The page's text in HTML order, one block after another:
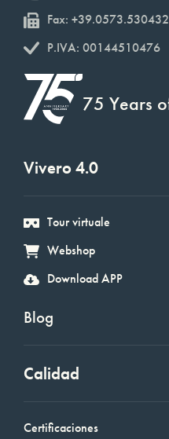
Fax: +39.0573.530432
P.IVA: 00144510476
75 Years
Vivero 4.0
Tour virtuale
Webshop
Download APP
Blog
Calidad
Certificaciones